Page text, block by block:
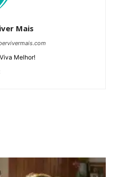
Mais
Melhor!